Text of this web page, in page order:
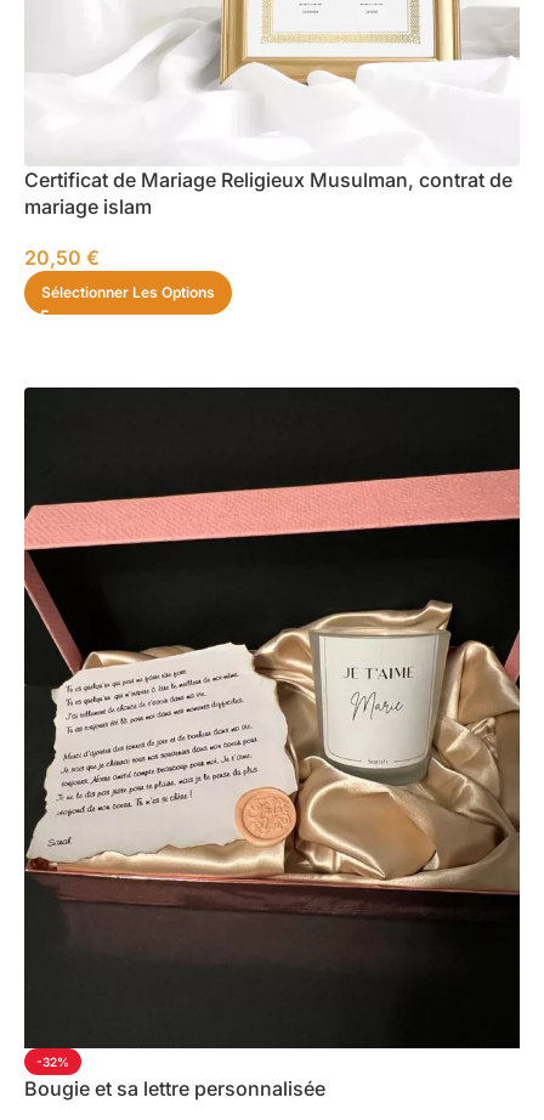
Certificat de Mariage Religieux Musulman, contrat de
mariage islam
20,50 €
Sélectionner Les Options
-32%
Bougie et sa lettre personnalisée